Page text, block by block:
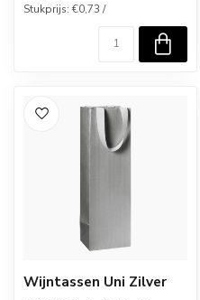
Stukprijs: €0,73 /
Wijntassen Uni Zilver